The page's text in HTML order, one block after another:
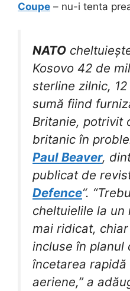
Coupe – nu-i tenta
NATO
Kosovo 42 de
sterline zilnic,
sumă fiind
Britanie, potrivit
britanic în
Paul Beaver,
publicat de
Defence“.
cheltuielile la un
mai ridicat,
incluse în planul
încetarea rapidă
aeriene,” a